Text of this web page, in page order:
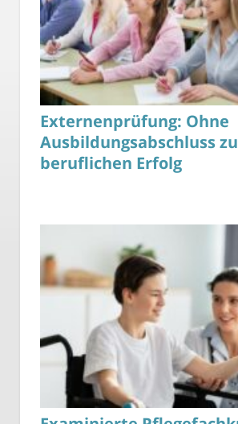
Externenprüfung: Ohne
Ausbildungsabschluss
beruflichen Erfolg